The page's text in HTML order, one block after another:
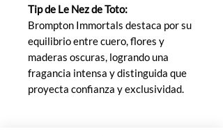
Tip de Le Nez de Toto:
Brompton Immortals destaca por su
equilibrio entre cuero, flores y
maderas oscuras, logrando una
fragancia intensa y distinguida que
proyecta confianza y exclusividad.